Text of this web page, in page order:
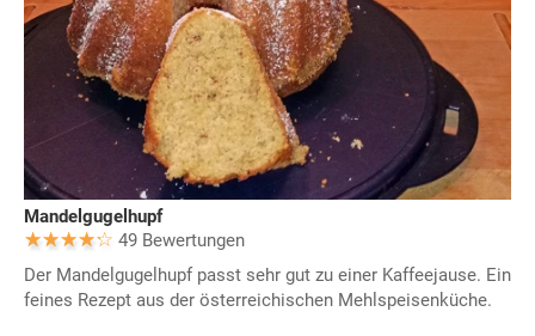
Mandelgugelhupf
49 Bewertungen
Der Mandelgugelhupf passt sehr gut zu einer Kaffeejause. Ein
feines Rezept aus der österreichischen Mehlspeisenküche.